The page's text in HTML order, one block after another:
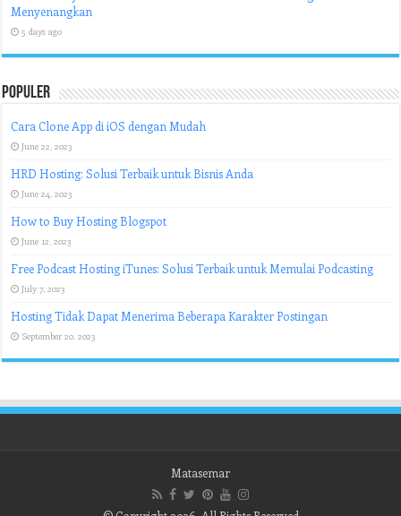
Menyenangkan
5 days ago
Populer
Cara Clone App di iOS dengan Mudah
June 22, 2023
HRD Hosting: Solusi Terbaik untuk Bisnis Anda
June 24, 2023
How to Buy Hosting Blogspot
June 12, 2023
Free Podcast Hosting iTunes: Solusi Terbaik untuk Memulai Podcasting
July 7, 2023
Hosting Tidak Dapat Menerima Beberapa Karakter Postingan
September 20, 2023
Matasemar